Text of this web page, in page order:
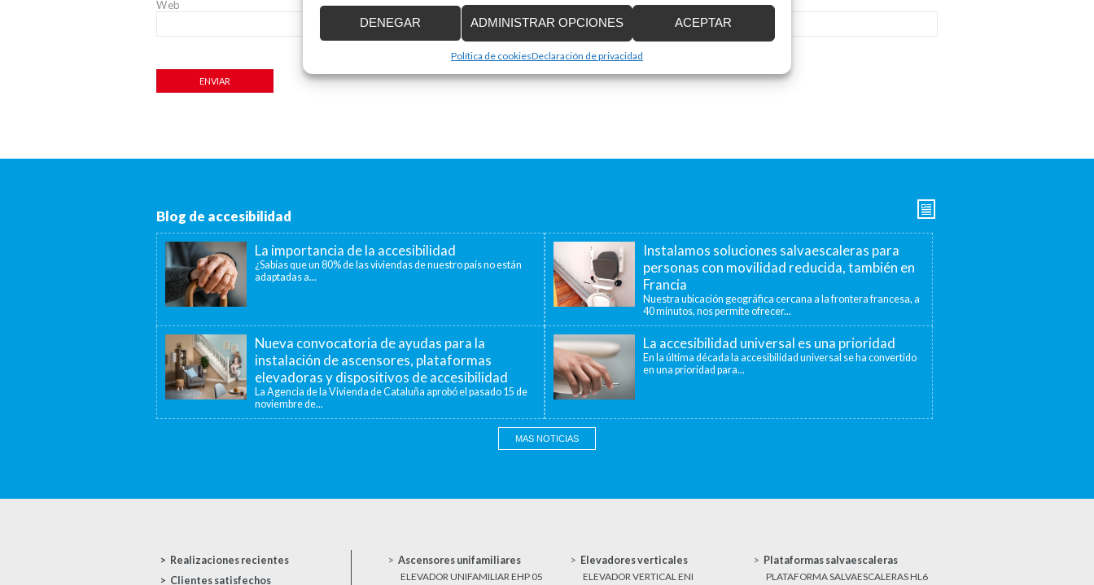
ACEPTAR
DENEGAR ADMINISTRAR OPCIONES
Política de cookiesDeclaración de privacidad
Web
Blog de accesibilidad
La importancia de la accesibilidad
¿Sabías que un 80% de las viviendas de nuestro país no están
adaptadas a...
Instalamos soluciones salvaescaleras para
personas con movilidad reducida, también en
Francia
Nuestra ubicación geográfica cercana a la frontera francesa, a
40 minutos, nos permite ofrecer...
Nueva convocatoria de ayudas para la
instalación de ascensores, plataformas
elevadoras y dispositivos de accesibilidad
La Agencia de la Vivienda de Cataluña aprobó el pasado 15 de
noviembre de...
La accesibilidad universal es una prioridad
En la última década la accesibilidad universal se ha convertido
en una prioridad para...
MAS NOTICIAS
Realizaciones recientes
Clientes satisfechos
Ascensores unifamiliares
ELEVADOR UNIFAMILIAR EHP 05
Elevadores verticales
ELEVADOR VERTICAL ENI
Plataformas salvaescaleras
PLATAFORMA SALVAESCALERAS HL6